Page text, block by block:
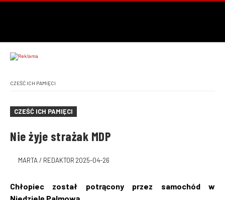
CZEŚĆ ICH PAMIĘCI
CZEŚĆ ICH PAMIĘCI
Nie żyje strażak MDP
MARTA / REDAKTOR 2025-04-26
Chłopiec został potrącony przez samochód w